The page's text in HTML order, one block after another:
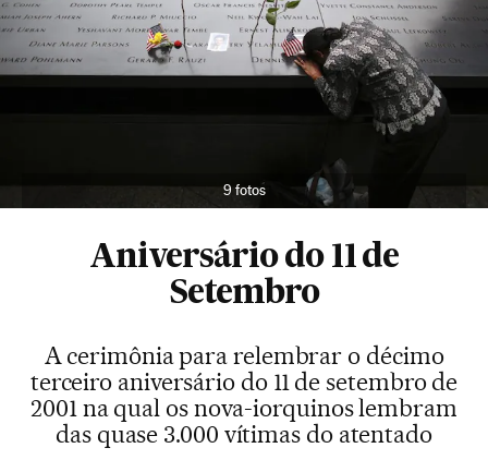
9 fotos
Aniversário do 11 de
Setembro
A cerimônia para relembrar o décimo
terceiro aniversário do 11 de setembro de
2001 na qual os nova-iorquinos lembram
das quase 3.000 vítimas do atentado